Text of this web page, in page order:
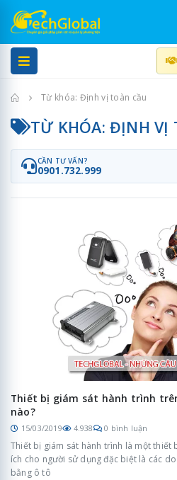
Trang chủTừ khóa: Định vị toàn cầu
TỪ KHÓA: ĐỊNH VỊ
CẦN TƯ VẤN?
0901.732.999
Thiết bị giám sát hành trình
nào?
15/03/2019 4.938 0 bình luận
Thiết bị giám sát hành trình là một thiết
ích cho người sử dụng đặc biệt là các
bằng ô tô